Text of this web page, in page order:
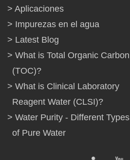
Aplicaciones
Impurezas en el agua
Latest Blog
What is Total Organic Carbon
(TOC)?
What is Clinical Laboratory
Reagent Water (CLSI)?
Water Purity - Different Types
of Pure Water